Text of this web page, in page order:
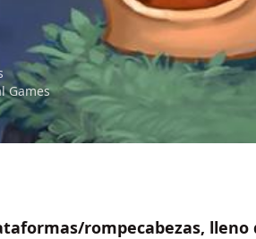
Games
rompecabezas, lleno